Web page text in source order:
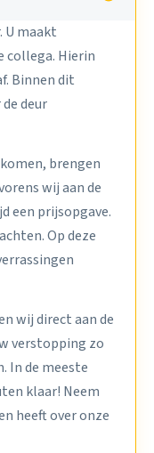
U maakt
collega. Hierin
Binnen dit
deur
brengen
wij aan de
een prijsopgave.
Op deze
wij direct aan de
verstopping zo
In de meeste
klaar! Neem
heeft over onze